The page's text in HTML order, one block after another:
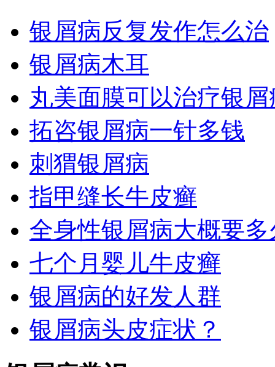
银屑病反复发作怎么治
银屑病木耳
丸美面膜可以治疗银
拓咨银屑病一针多钱
刺猬银屑病
指甲缝长牛皮癣
全身性银屑病大概要
七个月婴儿牛皮癣
银屑病的好发人群
银屑病头皮症状？